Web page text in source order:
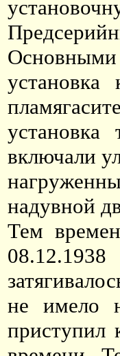
Основными
установка
включали
надувной
Тем
не имело
приступил